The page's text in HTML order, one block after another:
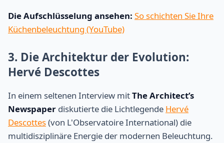
Die Aufschlüsselung ansehen: So schichten Sie Ihre
Küchenbeleuchtung (YouTube)
3. Die Architektur der Evolution:
Hervé Descottes
In einem seltenen Interview mitThe Architect’s
Newspaper diskutierte die Lichtlegende Hervé
Descottes(von L'Observatoire International) die
multidisziplinäre Energie der modernen Beleuchtung.